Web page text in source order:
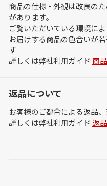
商品の仕様・外観は改良の
があります。
ご覧いただいている環境に
お届けする商品の色合いが
す
詳しくは弊社利用ガイド 商
返品について
お客様のご都合による返品、
詳しくは弊社利用ガイド 返